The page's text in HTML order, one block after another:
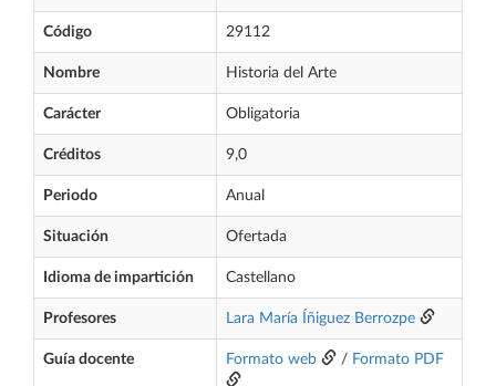
Código 29112
Nombre Historia del Arte
Carácter Obligatoria
Créditos 9,0
Periodo Anual
Situación Ofertada
Idioma de impartición Castellano
Profesores Lara María Íñiguez Berrozpe
Guía docente Formato web / Formato PDF